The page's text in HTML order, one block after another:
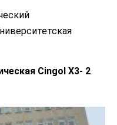
Cingol X3- 2